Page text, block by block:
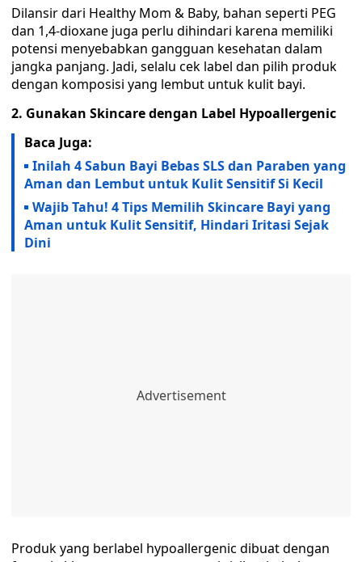
Dilansir dari Healthy Mom & Baby, bahan seperti PEG
dan 1,4-dioxane juga perlu dihindari karena memiliki
potensi menyebabkan gangguan kesehatan dalam
jangka panjang. Jadi, selalu cek label dan pilih produk
dengan komposisi yang lembut untuk kulit bayi.
2. Gunakan Skincare dengan Label Hypoallergenic
Baca Juga:
Inilah 4 Sabun Bayi Bebas SLS dan Paraben yang
Aman dan Lembut untuk Kulit Sensitif Si Kecil
Wajib Tahu! 4 Tips Memilih Skincare Bayi yang
Aman untuk Kulit Sensitif, Hindari Iritasi Sejak
Dini
Produk yang berlabel hypoallergenic dibuat dengan